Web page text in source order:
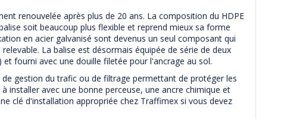
renouvelée après plus de 20 ans. La composition du HDPE
soit beaucoup plus flexible et reprend mieux sa forme
en acier galvanisé sont devenus un seul composant qui
La balise est désormais équipée de série de deux
fourni avec une douille filetée pour l'ancrage au sol.
gestion du trafic ou de filtrage permettant de protéger les
installer avec une bonne perceuse, une ancre chimique et
clé d'installation appropriée chez Traffimex si vous devez